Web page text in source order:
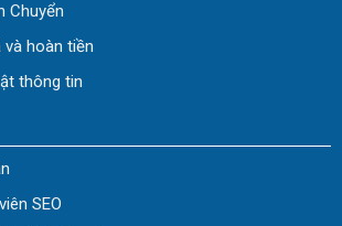
Chuyển
hoàn tiền
thông tin
SEO